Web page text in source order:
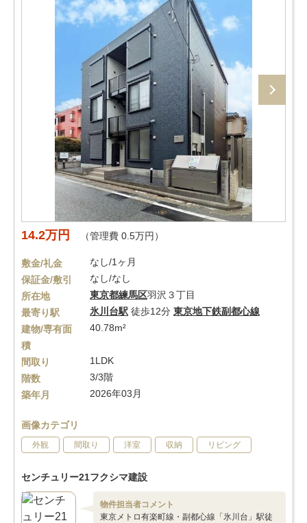
14.2万円 （管理費 0.5万円）
敷金/礼金
なし/1ヶ月
保証金/敷引
なし/なし
所在地
東京都練馬区羽沢３丁目
最寄り駅
氷川台駅 徒歩12分 東京地下鉄副都心線
建物/専有面
積
40.78m²
間取り
1LDK
階数
3/3階
築年月
2026年03月
画像カテゴリ
外観 間取り 洋室 収納 リビング
センチュリー21フクシマ建設
物件担当者コメント
東京メトロ有楽町線・副都心線「氷川台」駅徒